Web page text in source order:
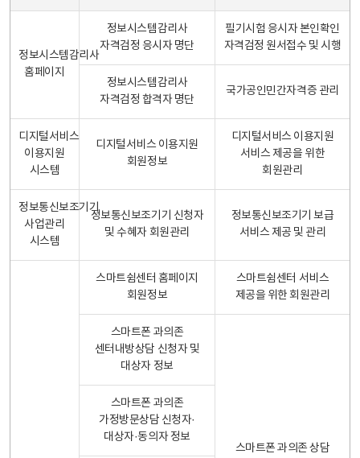
정보시스템감리사
홈페이지
정보시스템감리사
자격검정 응시자 명단
필기시험 응시자 본인확인
자격검정 원서접수 및 시행
정보시스템감리사
자격검정 합격자 명단
국가공인민간자격증 관리
디지털서비스
이용지원
시스템
디지털서비스 이용지원
회원정보
디지털서비스 이용지원
서비스 제공을 위한
회원관리
정보통신보조기기
사업관리
시스템
정보통신보조기기 신청자
및 수혜자 회원관리
정보통신보조기기 보급
서비스 제공 및 관리
스마트쉼센터 홈페이지
회원정보
스마트쉼센터 서비스
제공을 위한 회원관리
스마트폰 과의존
센터내방상담 신청자 및
대상자 정보
스마트폰 과의존 상담
스마트폰 과의존
가정방문상담 신청자·
대상자·동의자 정보